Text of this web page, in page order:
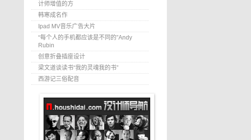
计师增值的方
韩寒成名作
Ipad MV音乐广告大片
“每个人的手机都应该是不同的”Andy
Rubin
创意折叠插座设计
梁文道谈读书“我的灵魂我的书”
西游记三俗配音